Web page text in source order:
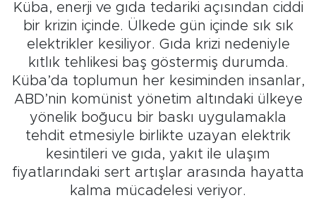
Küba, enerji ve gıda tedariki açısından ciddi
bir krizin içinde. Ülkede gün içinde sık sık
elektrikler kesiliyor. Gıda krizi nedeniyle
kıtlık tehlikesi baş göstermiş durumda.
Küba’da toplumun her kesiminden insanlar,
ABD’nin komünist yönetim altındaki ülkeye
yönelik boğucu bir baskı uygulamakla
tehdit etmesiyle birlikte uzayan elektrik
kesintileri ve gıda, yakıt ile ulaşım
fiyatlarındaki sert artışlar arasında hayatta
kalma mücadelesi veriyor.
Haber Arşivi